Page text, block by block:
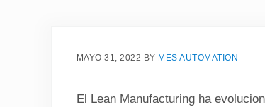
MAYO 31, 2022 BY MES AUTOMATION
El Lean Manufacturing ha